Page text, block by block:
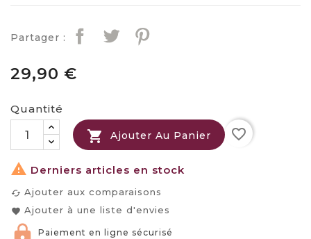
Partager :
29,90 €
Quantité
 Ajouter Au Panier favorite_border
 Derniers articles en stock
cached Ajouter aux comparaisons
favorite Ajouter à une liste d'envies
Paiement en ligne sécurisé